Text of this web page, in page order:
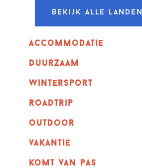
Bekijk alle landen
Accommodatie
Duurzaam
wintersport
Roadtrip
outdoor
vakantie
komt van pas